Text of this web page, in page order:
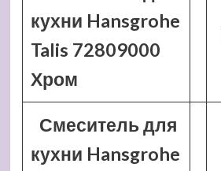
кухни Hansgrohe
Talis 72809000
Хром
Смеситель для
кухни Hansgrohe